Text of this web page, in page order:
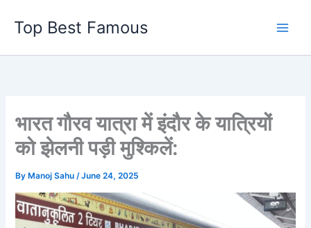
content
Top Best Famous
भारत गौरव यात्रा में इंदौर के यात्रियों
को झेलनी पड़ी मुश्किलें:
By Manoj Sahu/June 24, 2025